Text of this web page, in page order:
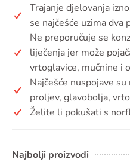
Trajanje djelovanja
se najčešće uzima dva
Ne preporučuje se
liječenja jer može
vrtoglavice, mučnine i
Najčešće nuspojave
proljev, glavobolja,
Želite li pokušati s
Najbolji proizvodi